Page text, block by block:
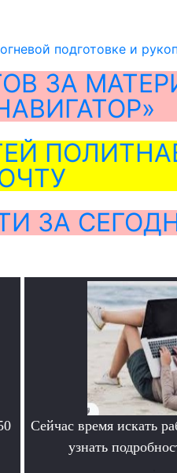
подготовке и
ЗА
ЗА
Сейчас время искать
узнать